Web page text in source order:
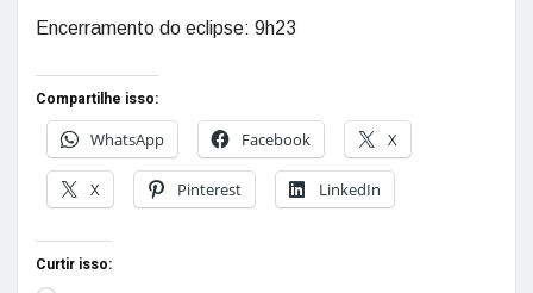
Encerramento do eclipse: 9h23
Compartilhe isso:
WhatsApp
Facebook X
X Pinterest LinkedIn
Curtir isso: